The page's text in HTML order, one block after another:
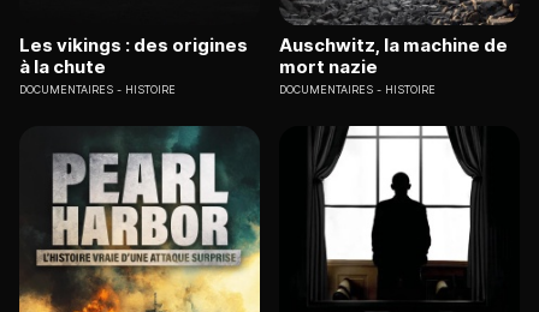
Les vikings : des origines
à la chute
DOCUMENTAIRES HISTOIRE
Auschwitz, la machine de
mort nazie
DOCUMENTAIRES HISTOIRE